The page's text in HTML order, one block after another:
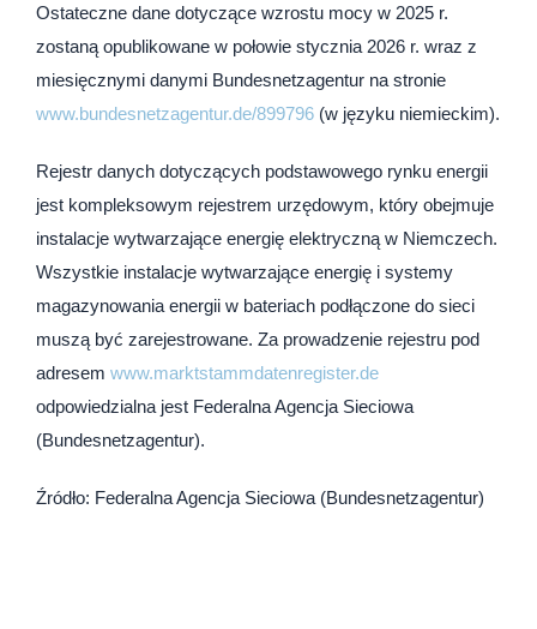
Ostateczne dane dotyczące wzrostu mocy w 2025 r.
zostaną opublikowane w połowie stycznia 2026 r. wraz z
miesięcznymi danymi Bundesnetzagentur na stronie
www.bundesnetzagentur.de/899796 (w języku niemieckim).
Rejestr danych dotyczących podstawowego rynku energii
jest kompleksowym rejestrem urzędowym, który obejmuje
instalacje wytwarzające energię elektryczną w Niemczech.
Wszystkie instalacje wytwarzające energię i systemy
magazynowania energii w bateriach podłączone do sieci
muszą być zarejestrowane. Za prowadzenie rejestru pod
adresem www.marktstammdatenregister.de
odpowiedzialna jest Federalna Agencja Sieciowa
(Bundesnetzagentur).
Źródło: Federalna Agencja Sieciowa (Bundesnetzagentur)